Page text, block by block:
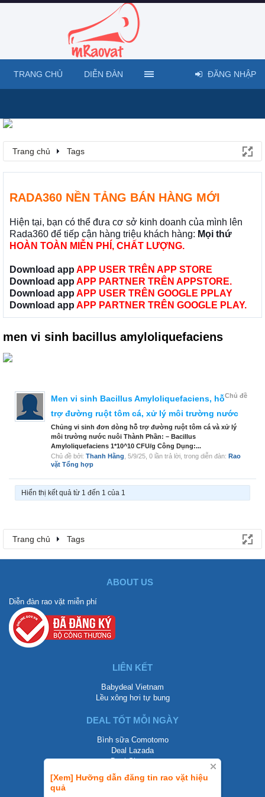
Trang chủ Tags
RADA360 NỀN TẢNG BÁN HÀNG MỚI
Hiện tại, bạn có thể đưa cơ sở kinh doanh của mình lên
Rada360 để tiếp cận hàng triệu khách hàng: Mọi thứ
HOÀN TOÀN MIỄN PHÍ, CHẤT LƯỢNG.
Download app APP USER TRÊN APP STORE
Download app APP PARTNER TRÊN APPSTORE.
Download app APP USER TRÊN GOOGLE PPLAY
Download app APP PARTNER TRÊN GOOGLE PLAY.
[Xem] Hưỡng dẫn đăng tin rao vặt hiệu
quả
men vi sinh bacillus amyloliquefaciens
Chủ đề
Men vi sinh Bacillus Amyloliquefaciens, hỗ
trợ đường ruột tôm cá, xử lý môi trường nước
Chủng vi sinh đơn dòng hỗ trợ đường ruột tôm cá và xử lý
môi trường nước nuôi Thành Phần: – Bacillus
Amyloliquefaciens 1*10^10 CFU/g Công Dụng:...
Chủ đề bởi: Thanh Hằng 5/9/25 , 0 lần trả lời, trong diễn đàn: Rao
vặt Tổng hợp
Hiển thị kết quả từ 1 đến 1 của 1
Trang chủ Tags
TRANG CHỦ DIỄN ĐÀN ĐĂNG NHẬP
ABOUT US
Diễn đàn rao vặt miễn phí
LIÊN KẾT
Babydeal Vietnam
Lều xông hơi tự bung
DEAL TỐT MỖI NGÀY
Bình sữa Comotomo
Deal Lazada
Deal Shopee
LIÊN HỆ